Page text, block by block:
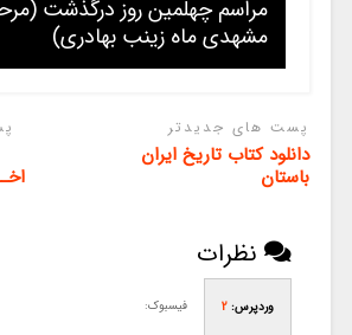
مراسم چهلمین روز درگذشت
مشهدی ماه زینب بهادری)
پست های جدیدتر
دانلود کتاب تاریخ ایران
باستان
نظرات
وردپرس: 2 فیسبوک: